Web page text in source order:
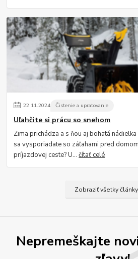
22.11.2024 Čistenie a upratovanie
Uľahčite si prácu so snehom
Zima prichádza a s ňou aj bohatá
sa vysporiadate so záľahami pred
príjazdovej ceste? U...čítať celé
Zobraziť všetky články
Nepremeškajte